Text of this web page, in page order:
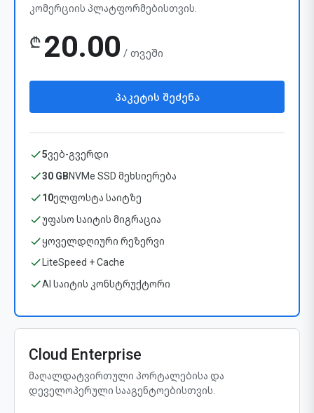
კომერციის პლატფორმებისთვის.
₾ 20.00 / თვეში
პაკეტის შეძენა
5ვებ-გვერდი
30 GBNVMe SSD მეხსიერება
10ელფოსტა საიტზე
უფასო საიტის მიგრაცია
ყოველდღიური რეზერვი
LiteSpeed + Cache
AI საიტის კონსტრუქტორი
Cloud Enterprise
მაღალდატვირთული პორტალებისა და
დეველოპერული სააგენტოებისთვის.